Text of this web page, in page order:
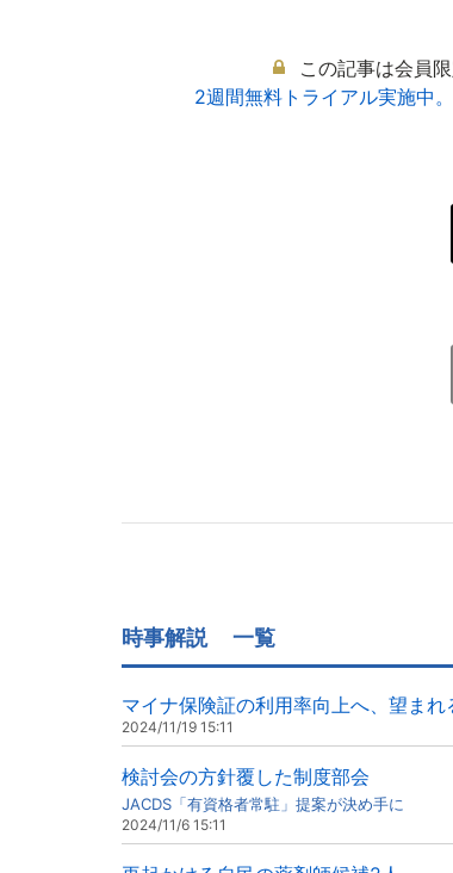
この記事は会員
2週間無料トライアル実施中
時事解説 一覧
マイナ保険証の利用率向上へ、望ま
2024/11/19 15:11
検討会の方針覆した制度部会
JACDS「有資格者常駐」提案が決め手に
2024/11/6 15:11